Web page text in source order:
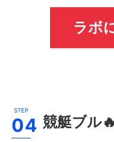
ラボ
競艇ブル🔥